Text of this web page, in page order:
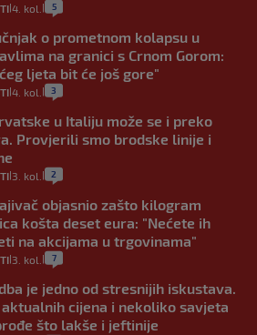
4. kol. 5
o prometnom kolapsu u
na granici s Crnom Gorom:
ljeta bit će još gore"
4. kol. 3
u Italiju može se i preko
Provjerili smo brodske linije i
3. kol. 2
objasnio zašto kilogram
košta deset eura: "Nećete ih
na akcijama u trgovinama"
3. kol. 7
je jedno od stresnijih iskustava.
aktualnih cijena i nekoliko savjeta
što lakše i jeftinije